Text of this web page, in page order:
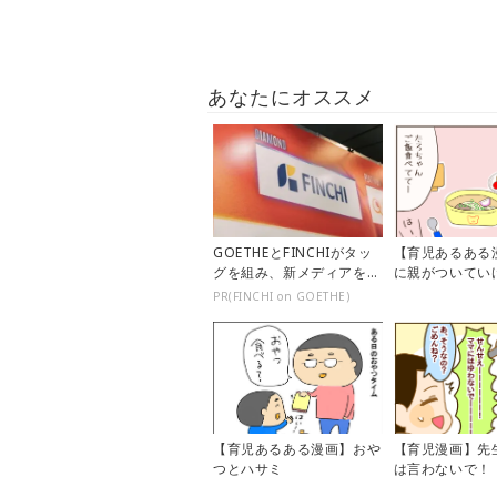
あなたにオススメ
GOETHEとFINCHIがタッ
グを組み、新メディアを創
設
PR(FINCHI on GOETHE)
【育児あるあ
に親がついてい
【育児あるある漫画】おや
つとハサミ
【育児漫画】
は言わないで！